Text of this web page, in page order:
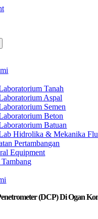
Tanah
Aspal
Semen
Beton
Batuan
Hidrolika & Mekanika
Pertambangan
Equipment
(DCP) Di Ogan